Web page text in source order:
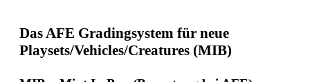
Das AFE Gradingsystem für neue
Playsets/Vehicles/Creatures (MIB)